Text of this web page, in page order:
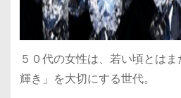
５０代の女性は、若い頃とは
輝き」を大切にする世代。